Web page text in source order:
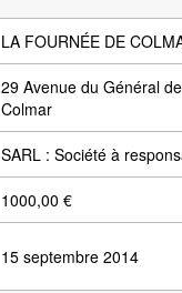
LA FOURNÉE DE
29 Avenue du Général
Colmar
SARL : Société à
1000,00 €
15 septembre 2014